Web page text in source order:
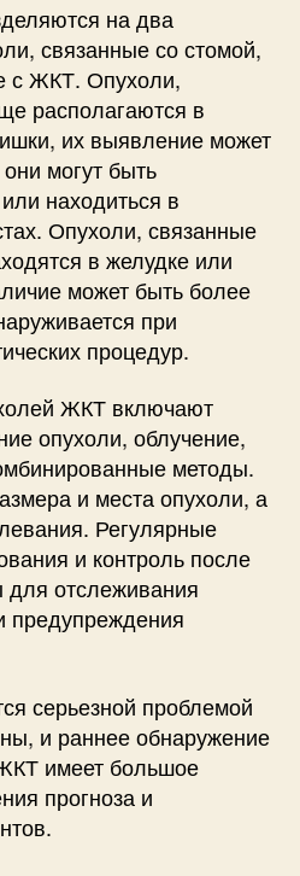
на два
связанные со стомой,
с ЖКТ. Опухоли,
располагаются в
их выявление может
они могут быть
находиться в
Опухоли, связанные
в желудке или
может быть более
при
процедур.
ЖКТ включают
опухоли, облучение,
методы.
и места опухоли, а
Регулярные
и контроль после
отслеживания
предупреждения
серьезной проблемой
и раннее обнаружение
имеет большое
прогноза и